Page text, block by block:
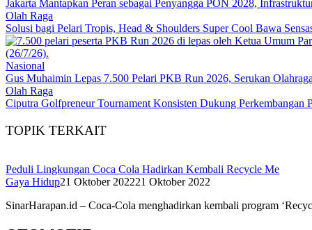
Jakarta Mantapkan Peran sebagai Penyangga PON 2028,
Olah Raga
Solusi bagi Pelari Tropis, Head & Shoulders Super Cool Bawa
Nasional
Gus Muhaimin Lepas 7.500 Pelari PKB Run 2026, Serukan
Olah Raga
Ciputra Golfpreneur Tournament Konsisten Dukung Perkembangan
TOPIK TERKAIT
Peduli Lingkungan Coca Cola Hadirkan Kembali Recycle Me
Gaya Hidup21 Oktober 202221 Oktober 2022
SinarHarapan.id – Coca-Cola menghadirkan kembali program